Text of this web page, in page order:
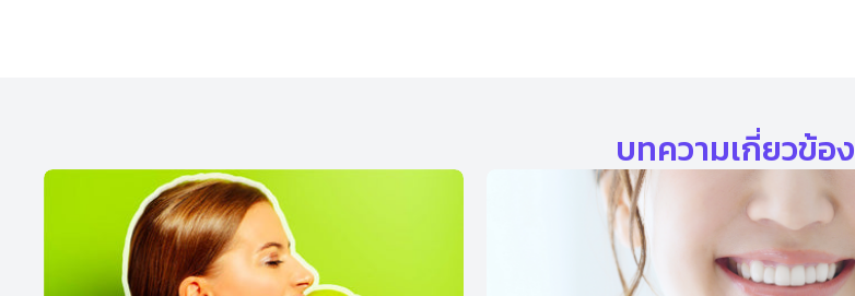
บทความเกี่ยวข้อง